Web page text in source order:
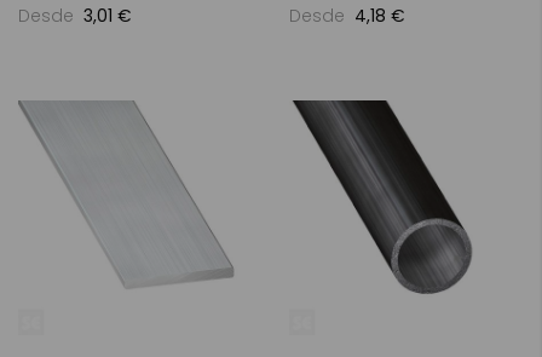
Desde 3,01 € Desde 4,18 €